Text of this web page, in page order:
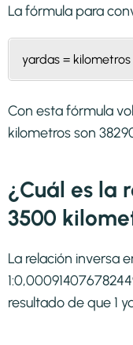
La fórmula para
yardas =
Con esta fórmula
kilometros son
¿Cuál es la
3500
La relación inversa
resultado de que 1